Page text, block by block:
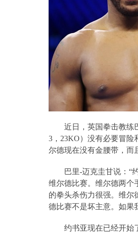
近日，英国拳击教练
3 ， 23KO）没有必要冒险
尔德现在没有金腰带，而
巴里-迈克圭甘说：“
维尔德比赛。维尔德两个
的拳头杀伤力很强。维尔
德比赛不是坏主意。如果
约书亚现在已经开始